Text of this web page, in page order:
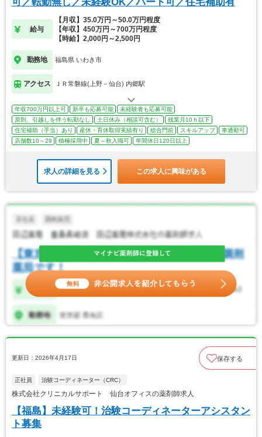
給与
【月収】35.0万円～50.0万円程度
【年収】450万円～700万円程度
【時給】2,000円～2,500円
勤務地 福島県 いわき市
アクセス ＪＲ常磐線(上野－仙台) 内郷駅
年収700万円以上可 新卒も応募可能
未経験者も応募可能
原則、引越しを伴う転勤なし
土日休み（相談可含む）
残業月10ｈ以下
住宅補助（手当）あり
産休・育休取得実績有り 総合門前 スキルアップ
車通勤可
店舗数10～29
積極採用中 夏～秋入職可 年間休日120日以上
求人の詳細を見る この求人に興味がある
更新日：2026年4月17日 保存する
正社員 治験コーディネーター（CRC）
株式会社クリニカルサポート 仙台オフィスの薬剤師求人
【福島】未経験可！治験コーディネーターアシスタン
ト募集